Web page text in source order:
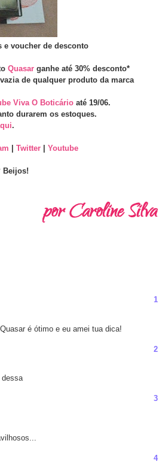
e voucher de desconto
Quasarganhe até 30% desconto*
de qualquer produto da marca
Viva O Boticário até 19/06.
durarem os estoques.
.
Twitter| Youtube
Beijos!
1
é ótimo e eu amei tua dica!
2
dessa
3
4